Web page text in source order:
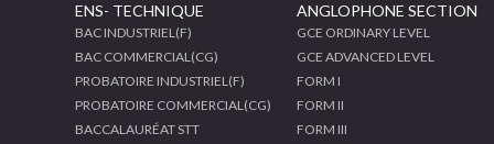
ENS- TECHNIQUE
BAC INDUSTRIEL(F)
BAC COMMERCIAL(CG)
PROBATOIRE INDUSTRIEL(F)
PROBATOIRE COMMERCIAL(CG)
BACCALAURÉAT STT
ANGLOPHONE SECTION
GCE ORDINARY LEVEL
GCE ADVANCED LEVEL
FORM I
FORM II
FORM III